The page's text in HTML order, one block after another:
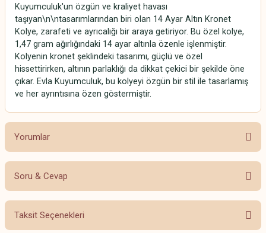
Kuyumculuk'un özgün ve kraliyet havası
taşıyan\n\ntasarımlarından biri olan 14 Ayar Altın Kronet
Kolye, zarafeti ve ayrıcalığı bir araya getiriyor. Bu özel kolye,
1,47 gram ağırlığındaki 14 ayar altınla özenle işlenmiştir.
Kolyenin kronet şeklindeki tasarımı, güçlü ve özel
hissettirirken, altının parlaklığı da dikkat çekici bir şekilde öne
çıkar. Evla Kuyumculuk, bu kolyeyi özgün bir stil ile tasarlamış
ve her ayrıntısına özen göstermiştir.
Yorumlar
Bu ürüne ilk yorumu siz yapın!
Soru & Cevap
Ürün hakkında henüz soru sorulmamış.
Taksit Seçenekleri